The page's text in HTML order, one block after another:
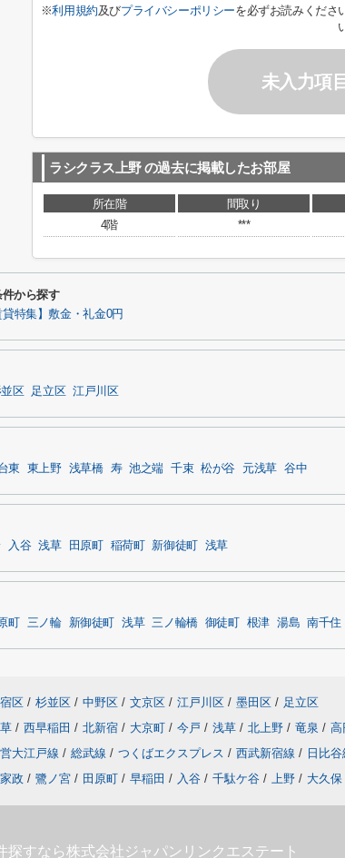
※利用規約及びプライバシーポリシーを必ずお読みくださ
未入力項
ラシクラス上野の過去に掲載したお部屋
所在階 間取り
4階
***
から探す
貸特集】敷金・礼金0円
区 足立区 江戸川区
東 東上野 浅草橋 寿 池之端 千束 松が谷 元浅草 谷中
入谷 浅草 田原町 稲荷町 新御徒町 浅草
町 三ノ輪 新御徒町 浅草 三ノ輪橋 御徒町 根津 湯島 南千住
区 / 杉並区 / 中野区 / 文京区 / 江戸川区 / 墨田区 / 足立区
/ 西早稲田 / 北新宿 / 大京町 / 今戸 / 浅草 / 北上野 / 竜泉 / 高
大江戸線 / 総武線 / つくばエクスプレス / 西武新宿線 / 日比谷
政 / 鷺ノ宮 / 田原町 / 早稲田 / 入谷 / 千駄ケ谷 / 上野 / 大久保
すなら株式会社ジャパンリンクエステート